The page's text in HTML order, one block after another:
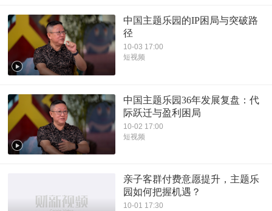
中国主题乐园的IP困局与突破路
径
10-03 17:00
短视频
中国主题乐园36年发展复盘：代
际跃迁与盈利困局
10-02 17:00
短视频
亲子客群付费意愿提升，主题乐
园如何把握机遇？
10-01 17:30